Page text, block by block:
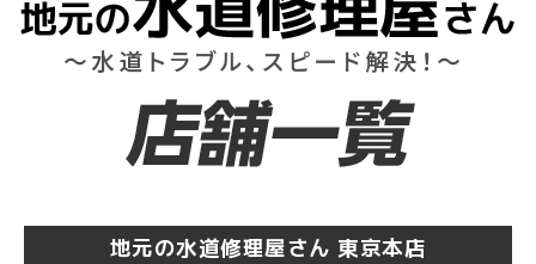
地元の水道修理屋さん 東京本店